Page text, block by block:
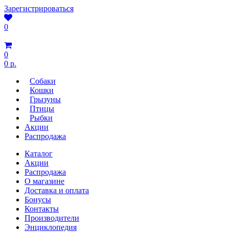
Зарегистрироваться
0
0
0 р.
Собаки
Кошки
Грызуны
Птицы
Рыбки
Акции
Распродажа
Каталог
Акции
Распродажа
О магазине
Доставка и оплата
Бонусы
Контакты
Производители
Энциклопедия